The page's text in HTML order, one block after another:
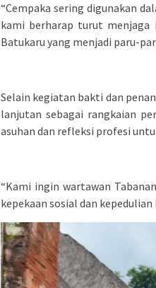
“Cempaka sering digunakan
kami berharap turut menjaga
Batukaru yang menjadi paru-
Selain kegiatan bakti dan
lanjutan sebagai rangkaian
asuhan dan refleksi profesi
“Kami ingin wartawan
kepekaan sosial dan